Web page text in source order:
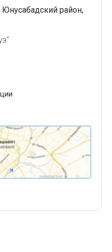
Юнусабадский район,